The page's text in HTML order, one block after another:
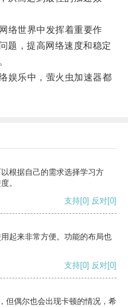
世界中发挥着重要作
题，提高网络速度和稳定
乐中，萤火虫加速器都
根据自己的需求选择学习方
。
支持[0] 反对[0]
起来非常方便。功能的布局也
支持[0] 反对[0]
但偶尔也会出现卡顿的情况，希